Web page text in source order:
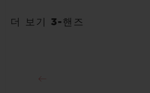
50시간
더 보기 3-핸즈